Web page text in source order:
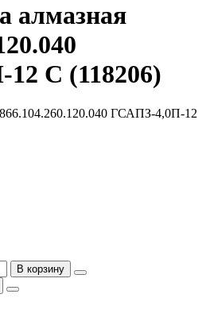
алмазная
С (118206)
В корзину